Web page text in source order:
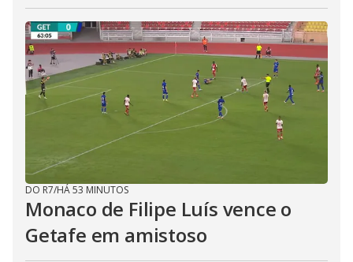
DO R7/HÁ 53 MINUTOS
Monaco de Filipe Luís vence o
Getafe em amistoso